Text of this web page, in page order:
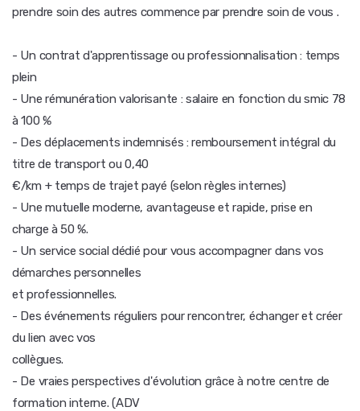
prendre soin des autres commence par prendre soin de vous .
- Un contrat d'apprentissage ou professionnalisation : temps
plein
- Une rémunération valorisante : salaire en fonction du smic 78
à 100 %
- Des déplacements indemnisés : remboursement intégral du
titre de transport ou 0,40
€/km + temps de trajet payé (selon règles internes)
- Une mutuelle moderne, avantageuse et rapide, prise en
charge à 50 %.
- Un service social dédié pour vous accompagner dans vos
démarches personnelles
et professionnelles.
- Des événements réguliers pour rencontrer, échanger et créer
du lien avec vos
collègues.
- De vraies perspectives d'évolution grâce à notre centre de
formation interne. (ADV